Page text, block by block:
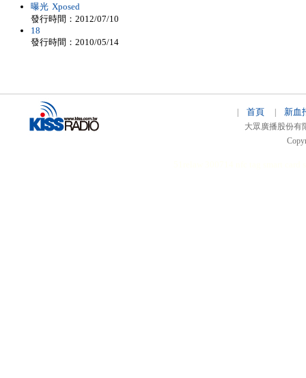
曝光 Xposed
發行時間：2012/07/10
18
發行時間：2010/05/14
首頁 新血
大眾廣播股份有